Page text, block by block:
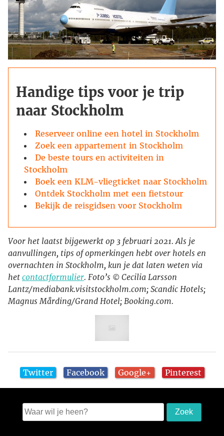
Handige tips voor je trip
naar Stockholm
Reserveer online een hotel in Stockholm
Zoek een appartement in Stockholm
De beste tours en activiteiten in
Stockholm
Boek een KLM-vliegticket naar Stockholm
Ontdek Stockholm met een fietstour
Bekijk de reisgidsen voor Stockholm
Voor het laatst bijgewerkt op 3 februari 2021. Als je
aanvullingen, tips of opmerkingen hebt over hotels en
overnachten in Stockholm, kun je dat laten weten via
het contactformulier. Foto’s © Cecilia Larsson
Lantz/mediabank.visitstockholm.com; Scandic Hotels;
Magnus Mårding/Grand Hotel; Booking.com.
Twitter Facebook Google+ Pinterest